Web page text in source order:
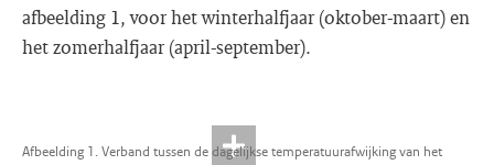
afbeelding 1, voor het winterhalfjaar (oktober-maart) en
het zomerhalfjaar (april-september).
Afbeelding 1. Verband tussen de dagelijkse temperatuurafwijking van het